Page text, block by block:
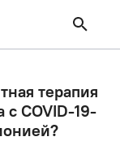
терапия
с COVID-19-